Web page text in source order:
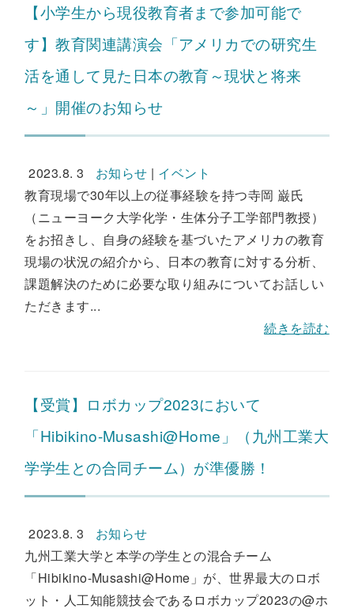
【小学生から現役教育者まで参加可能で
す】教育関連講演会「アメリカでの研究生
活を通して見た日本の教育～現状と将来
～」開催のお知らせ
2023.8. 3 お知らせ | イベント
教育現場で30年以上の従事経験を持つ寺岡 巌氏
（ニューヨーク大学化学・生体分子工学部門教授）
をお招きし、自身の経験を基づいたアメリカの教育
現場の状況の紹介から、日本の教育に対する分析、
課題解決のために必要な取り組みについてお話しい
ただきます...
続きを読む
【受賞】ロボカップ2023において
「Hibikino-Musashi@Home」（九州工業大
学学生との合同チーム）が準優勝！
2023.8. 3
お知らせ
九州工業大学と本学の学生との混合チーム
「Hibikino-Musashi@Home」が、世界最大のロボ
ット・人工知能競技会であるロボカップ2023の@ホ